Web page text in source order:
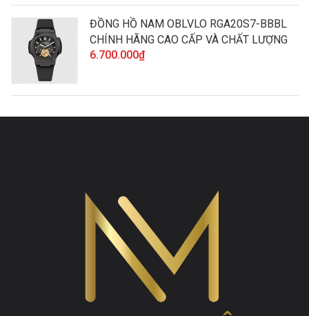
ĐỒNG HỒ NAM OBLVLO RGA20S7-BBBL
CHÍNH HÃNG CAO CẤP VÀ CHẤT LƯỢNG
6.700.000₫